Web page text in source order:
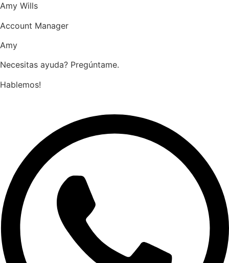
Amy Wills
Account Manager
Amy
Necesitas ayuda? Pregúntame.
Hablemos!